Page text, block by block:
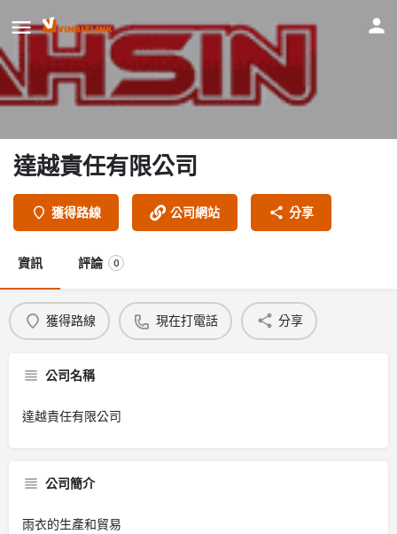
達越責任有限公司
獲得路線 公司網站 分享
資訊 評論 0
獲得路線 現在打電話 分享
公司名稱
達越責任有限公司
公司簡介
雨衣的生產和貿易